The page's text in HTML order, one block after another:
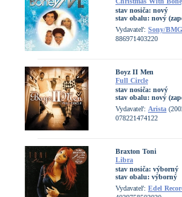
stav nosiča: nový
stav obalu: nový
Vydavateľ: Sony/BMG
886971403220
Boyz II Men
Full Circle
stav nosiča: nový
stav obalu: nový
Vydavateľ: Arista
078221474122
Braxton Toni
Libra
stav nosiča: výborný
stav obalu: výborný
Vydavateľ: Edel